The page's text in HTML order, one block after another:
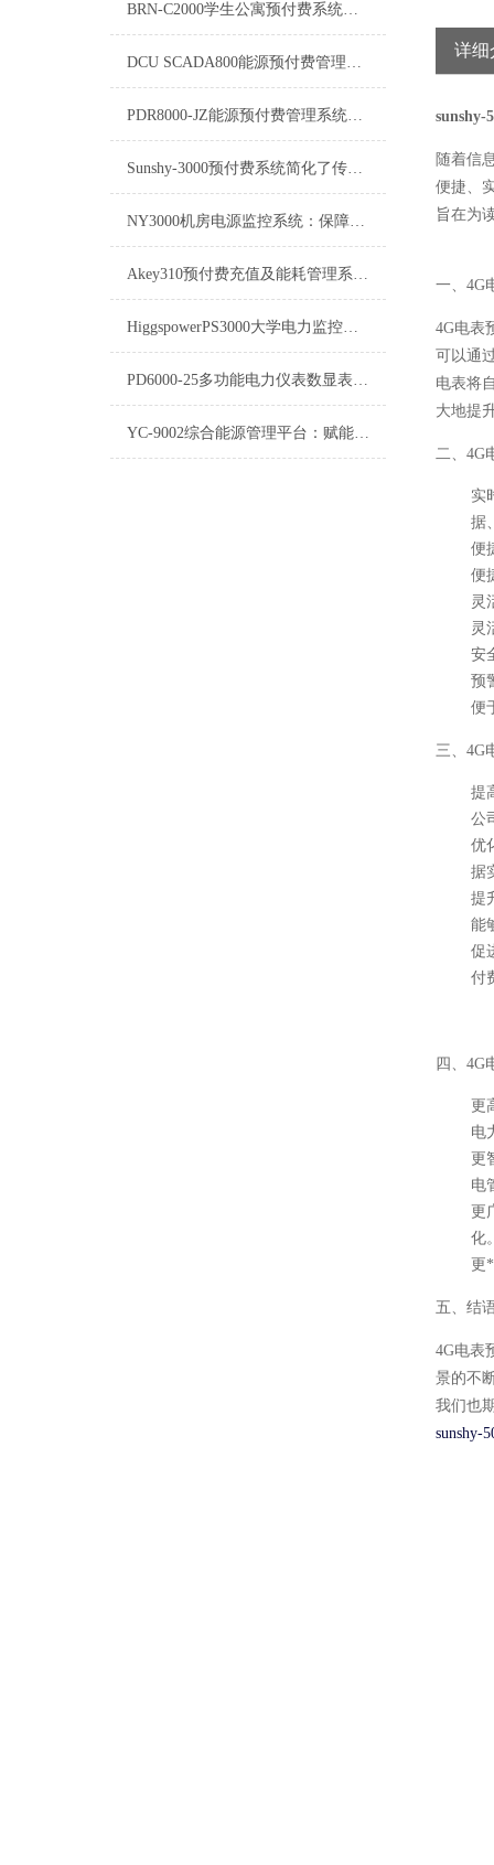
BRN-C2000学生公寓预付费系统的软件需要及时更新
DCU SCADA800能源预付费管理系统介绍
PDR8000-JZ能源预付费管理系统：重塑能源消费与管理的未来
Sunshy-3000预付费系统简化了传统的收费流程
NY3000机房电源监控系统：保障数据中心稳定运行的关键
Akey310预付费充值及能耗管理系统Akey310技术参数
HiggspowerPS3000大学电力监控系统：构建安全、高效、节能的校园电力环境
PD6000-25多功能电力仪表数显表-产品介绍
YC-9002综合能源管理平台：赋能绿色发展与高效运营的革新之举
详细
sunshy-
随着信
便捷、
旨在为
一、4G
4G电表
可以通
电表将
大地提
二、4G
实
据
便
便
灵
灵
安
预
便
三、4G
提
公
优
据
提
能
促
付
四、4G
更
电
更
电
更
化
更
五、结
4G电表
景的不
我们也
sunshy-